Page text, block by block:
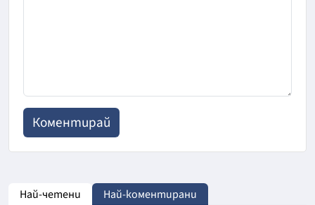
Най-четени Най-коментирани